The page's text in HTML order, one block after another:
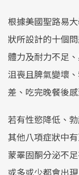
根據美國聖路易
狀所設計的十個
體力及耐力不足
沮喪且脾氣變壞
差、吃完晚餐後
若有性慾降低、
其他八項症狀中
蒙睪固酮分泌不
或多或少都會出